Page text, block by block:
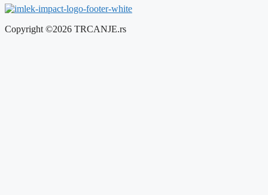
Copyright ©2026 TRCANJE.rs